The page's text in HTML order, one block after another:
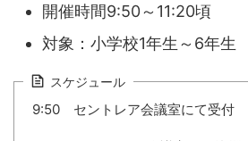
開催時間9:50～11:20頃
対象：小学校1年生～6年生
スケジュール
9:50 セントレア会議室にて受付